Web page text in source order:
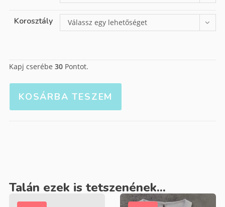
Korosztály Válassz egy lehetőséget
Kapj cserébe 30Pontot.
KOSÁRBA TESZEM
Talán ezek is tetszenének...